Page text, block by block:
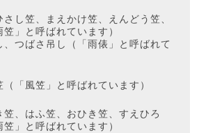
し笠、まえかけ笠、えんどう笠、
」と呼ばれています）
、つばさ吊し（「雨俵」と呼ばれて
「風笠」と呼ばれています）
、はふ笠、おひき笠、すえひろ
」と呼ばれています）